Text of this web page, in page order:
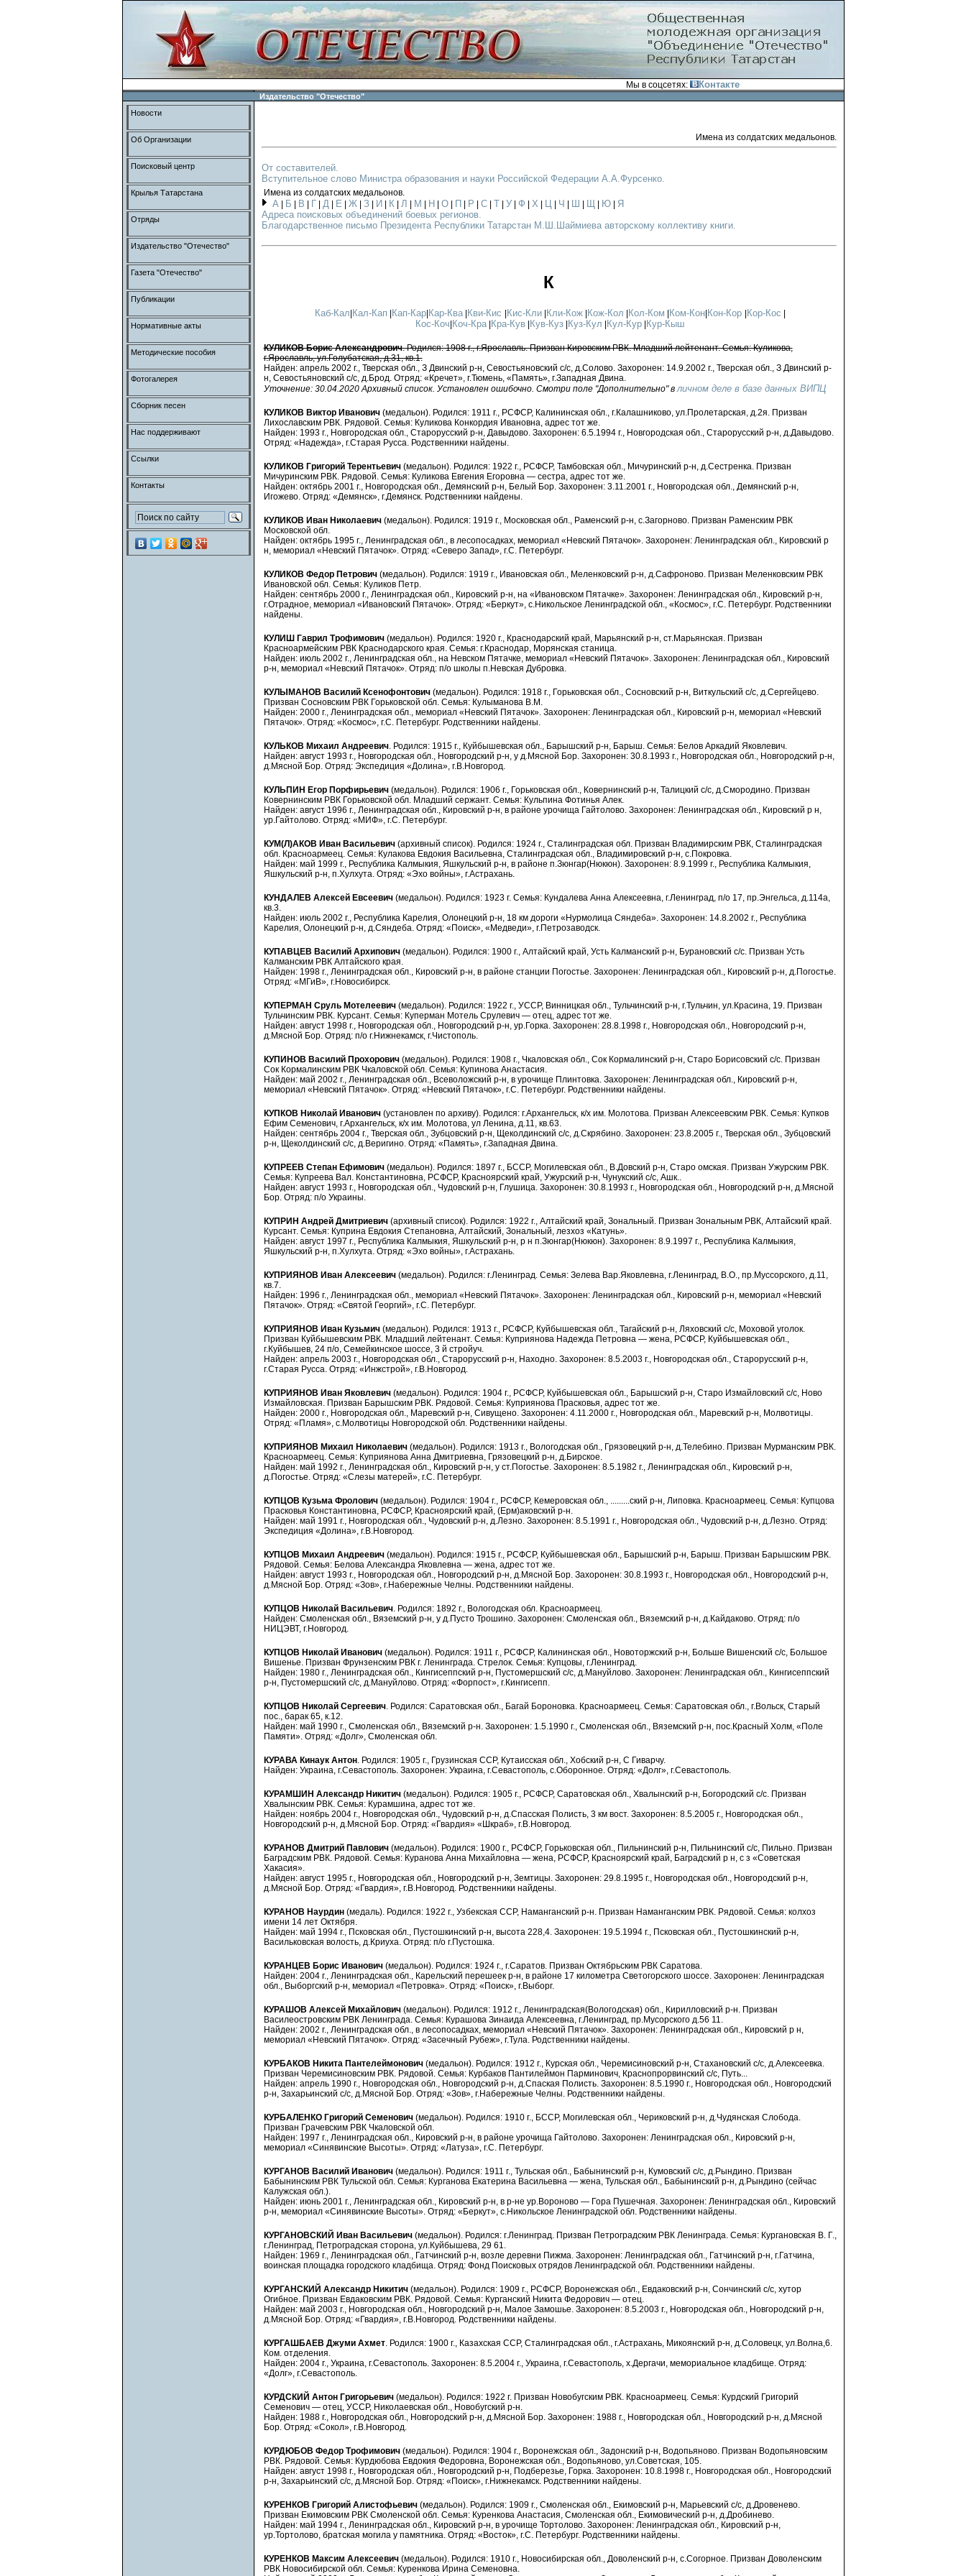
Мы в соцсетях: Контакте
Издательство "Отечество"
Имена из солдатских медальонов.
От составителей.
Вступительное слово Министра образования и науки Российской Федерации А.А.Фурсенко.
Имена из солдатских медальонов.
А| Б В Г Д| Е Ж| З И К| Л М Н О| П Р С| Т У| Ф Х Ц| Ч Ш Щ| Ю|
Я
Адреса поисковых объединений боевых регионов.
Благодарственное письмо Президента Республики Татарстан М.Ш.Шаймиева авторскому коллективу книги.
К
Каб-Кал Кал-Кап Кап-Кар| Кар-Ква| Кви-Кис Кис-Кли| Кли-Кож| Кож-Кол Кол-Ком Ком-Кон| Кон-Кор Кор-Кос
Кос-Коч Коч-Кра| Кра-Кув Кув-Куз Куз-Кул Кул-Кур Кур-Кыш
КУЛИКОВ Борис Александрович. Родился: 1908 г., г.Ярославль. Призван Кировским РВК. Младший лейтенант. Семья: Куликова,
г.Ярославль, ул.Голубатская, д.31, кв.1.
Найден: апрель 2002 г., Тверская обл., З Двинский р-н, Севостьяновский с/с, д.Солово. Захоронен: 14.9.2002 г., Тверская обл., З Двинский р-
н, Севостьяновский с/с, д.Брод. Отряд: «Кречет», г.Тюмень, «Память», г.Западная Двина.
Уточнение: 30.04.2020 Архивный список. Установлен ошибочно. Смотри поле "Дополнительно" вличном деле в базе данных ВИПЦ
КУЛИКОВ Виктор Иванович(медальон). Родился: 1911 г., РСФСР, Калининская обл., г.Калашниково, ул.Пролетарская, д.2я. Призван
Лихославским РВК. Рядовой. Семья: Куликова Конкордия Ивановна, адрес тот же.
Найден: 1993 г., Новгородская обл., Старорусский р-н, Давыдово. Захоронен: 6.5.1994 г., Новгородская обл., Старорусский р-н, д.Давыдово.
Отряд: «Надежда», г.Старая Русса. Родственники найдены.
КУЛИКОВ Григорий Терентьевич(медальон). Родился: 1922 г., РСФСР, Тамбовская обл., Мичуринский р-н, д.Сестренка. Призван
Мичуринским РВК. Рядовой. Семья: Куликова Евгения Егоровна — сестра, адрес тот же.
Найден: октябрь 2001 г., Новгородская обл., Демянский р-н, Белый Бор. Захоронен: 3.11.2001 г., Новгородская обл., Демянский р-н,
Игожево. Отряд: «Демянск», г.Демянск. Родственники найдены.
КУЛИКОВ Иван Николаевич (медальон). Родился: 1919 г., Московская обл., Раменский р-н, с.Загорново. Призван Раменским РВК
Московской обл.
Найден: октябрь 1995 г., Ленинградская обл., в лесопосадках, мемориал «Невский Пятачок». Захоронен: Ленинградская обл., Кировский р
н, мемориал «Невский Пятачок». Отряд: «Северо Запад», г.С. Петербург.
КУЛИКОВ Федор Петрович(медальон). Родился: 1919 г., Ивановская обл., Меленковский р-н, д.Сафроново. Призван Меленковским РВК
Ивановской обл. Семья: Куликов Петр.
Найден: сентябрь 2000 г., Ленинградская обл., Кировский р-н, на «Ивановском Пятачке». Захоронен: Ленинградская обл., Кировский р-н,
г.Отрадное, мемориал «Ивановский Пятачок». Отряд: «Беркут», с.Никольское Ленинградской обл., «Космос», г.С. Петербург. Родственники
найдены.
КУЛИШ Гаврил Трофимович(медальон). Родился: 1920 г., Краснодарский край, Марьянский р-н, ст.Марьянская. Призван
Красноармейским РВК Краснодарского края. Семья: г.Краснодар, Морянская станица.
Найден: июль 2002 г., Ленинградская обл., на Невском Пятачке, мемориал «Невский Пятачок». Захоронен: Ленинградская обл., Кировский
р-н, мемориал «Невский Пятачок». Отряд: п/о школы п.Невская Дубровка.
КУЛЫМАНОВ Василий Ксенофонтович(медальон). Родился: 1918 г., Горьковская обл., Сосновский р-н, Виткульский с/с, д.Сергейцево.
Призван Сосновским РВК Горьковской обл. Семья: Кулыманова В.М.
Найден: 2000 г., Ленинградская обл., мемориал «Невский Пятачок». Захоронен: Ленинградская обл., Кировский р-н, мемориал «Невский
Пятачок». Отряд: «Космос», г.С. Петербург. Родственники найдены.
КУЛЬКОВ Михаил Андреевич. Родился: 1915 г., Куйбышевская обл., Барышский р-н, Барыш. Семья: Белов Аркадий Яковлевич.
Найден: август 1993 г., Новгородская обл., Новгородский р-н, у д.Мясной Бор. Захоронен: 30.8.1993 г., Новгородская обл., Новгородский р-н,
д.Мясной Бор. Отряд: Экспедиция «Долина», г.В.Новгород.
КУЛЬПИН Егор Порфирьевич(медальон). Родился: 1906 г., Горьковская обл., Ковернинский р-н, Талицкий с/с, д.Смородино. Призван
Ковернинским РВК Горьковской обл. Младший сержант. Семья: Кульпина Фотинья Алек.
Найден: август 1996 г., Ленинградская обл., Кировский р-н, в районе урочища Гайтолово. Захоронен: Ленинградская обл., Кировский р н,
ур.Гайтолово. Отряд: «МИФ», г.С. Петербург.
КУМ(Л)АКОВ Иван Васильевич(архивный список). Родился: 1924 г., Сталинградская обл. Призван Владимирским РВК, Сталинградская
обл. Красноармеец. Семья: Кулакова Евдокия Васильевна, Сталинградская обл., Владимировский р-н, с.Покровка.
Найден: май 1999 г., Республика Калмыкия, Яшкульский р-н, в районе п.Зюнгар(Нюкюн). Захоронен: 8.9.1999 г., Республика Калмыкия,
Яшкульский р-н, п.Хулхута. Отряд: «Эхо войны», г.Астрахань.
КУНДАЛЕВ Алексей Евсеевич(медальон). Родился: 1923 г. Семья: Кундалева Анна Алексеевна, г.Ленинград, п/о 17, пр.Энгельса, д.114а,
кв.3.
Найден: июль 2002 г., Республика Карелия, Олонецкий р-н, 18 км дороги «Нурмолица Сяндеба». Захоронен: 14.8.2002 г., Республика
Карелия, Олонецкий р-н, д.Сяндеба. Отряд: «Поиск», «Медведи», г.Петрозаводск.
КУПАВЦЕВ Василий Архипович(медальон). Родился: 1900 г., Алтайский край, Усть Калманский р-н, Бурановский с/с. Призван Усть
Калманским РВК Алтайского края.
Найден: 1998 г., Ленинградская обл., Кировский р-н, в районе станции Погостье. Захоронен: Ленинградская обл., Кировский р-н, д.Погостье.
Отряд: «МГиВ», г.Новосибирск.
КУПЕРМАН Сруль Мотелеевич(медальон). Родился: 1922 г., УССР, Винницкая обл., Тульчинский р-н, г.Тульчин, ул.Красина, 19. Призван
Тульчинским РВК. Курсант. Семья: Куперман Мотель Срулевич — отец, адрес тот же.
Найден: август 1998 г., Новгородская обл., Новгородский р-н, ур.Горка. Захоронен: 28.8.1998 г., Новгородская обл., Новгородский р-н,
д.Мясной Бор. Отряд: п/о г.Нижнекамск, г.Чистополь.
КУПИНОВ Василий Прохорович(медальон). Родился: 1908 г., Чкаловская обл., Сок Кормалинский р-н, Старо Борисовский с/с. Призван
Сок Кормалинским РВК Чкаловской обл. Семья: Купинова Анастасия.
Найден: май 2002 г., Ленинградская обл., Всеволожский р-н, в урочище Плинтовка. Захоронен: Ленинградская обл., Кировский р-н,
мемориал «Невский Пятачок». Отряд: «Невский Пятачок», г.С. Петербург. Родственники найдены.
КУПКОВ Николай Иванович(установлен по архиву). Родился: г.Архангельск, к/х им. Молотова. Призван Алексеевским РВК. Семья: Купков
Ефим Семенович, г.Архангельск, к/х им. Молотова, ул Ленина, д.11, кв.63.
Найден: сентябрь 2004 г., Тверская обл., Зубцовский р-н, Щеколдинский с/с, д.Скрябино. Захоронен: 23.8.2005 г., Тверская обл., Зубцовский
р-н, Щеколдинский с/с, д.Веригино. Отряд: «Память», г.Западная Двина.
КУПРЕЕВ Степан Ефимович(медальон). Родился: 1897 г., БССР, Могилевская обл., В.Довский р-н, Старо омская. Призван Ужурским РВК.
Семья: Купреева Вал. Константиновна, РСФСР, Красноярский край, Ужурский р-н, Чунукский с/с, Ашк..
Найден: август 1993 г., Новгородская обл., Чудовский р-н, Глушица. Захоронен: 30.8.1993 г., Новгородская обл., Новгородский р-н, д.Мясной
Бор. Отряд: п/о Украины.
КУПРИН Андрей Дмитриевич(архивный список). Родился: 1922 г., Алтайский край, Зональный. Призван Зональным РВК, Алтайский край.
Курсант. Семья: Куприна Евдокия Степановна, Алтайский, Зональный, лезхоз «Катунь».
Найден: август 1997 г., Республика Калмыкия, Яшкульский р-н, р н п.Зюнгар(Нюкюн). Захоронен: 8.9.1997 г., Республика Калмыкия,
Яшкульский р-н, п.Хулхута. Отряд: «Эхо войны», г.Астрахань.
КУПРИЯНОВ Иван Алексеевич(медальон). Родился: г.Ленинград. Семья: Зелева Вар.Яковлевна, г.Ленинград, В.О., пр.Муссорского, д.11,
кв.7.
Найден: 1996 г., Ленинградская обл., мемориал «Невский Пятачок». Захоронен: Ленинградская обл., Кировский р-н, мемориал «Невский
Пятачок». Отряд: «Святой Георгий», г.С. Петербург.
КУПРИЯНОВ Иван Кузьмич(медальон). Родился: 1913 г., РСФСР, Куйбышевская обл., Тагайский р-н, Ляховский с/с, Моховой уголок.
Призван Куйбышевским РВК. Младший лейтенант. Семья: Куприянова Надежда Петровна — жена, РСФСР, Куйбышевская обл.,
г.Куйбышев, 24 п/о, Семейкинское шоссе, 3 й стройуч.
Найден: апрель 2003 г., Новгородская обл., Старорусский р-н, Находно. Захоронен: 8.5.2003 г., Новгородская обл., Старорусский р-н,
г.Старая Русса. Отряд: «Инжстрой», г.В.Новгород.
КУПРИЯНОВ Иван Яковлевич(медальон). Родился: 1904 г., РСФСР, Куйбышевская обл., Барышский р-н, Старо Измайловский с/с, Ново
Измайловская. Призван Барышским РВК. Рядовой. Семья: Куприянова Прасковья, адрес тот же.
Найден: 2000 г., Новгородская обл., Маревский р-н, Сивущено. Захоронен: 4.11.2000 г., Новгородская обл., Маревский р-н, Молвотицы.
Отряд: «Пламя», с.Молвотицы Новгородской обл. Родственники найдены.
КУПРИЯНОВ Михаил Николаевич(медальон). Родился: 1913 г., Вологодская обл., Грязовецкий р-н, д.Телебино. Призван Мурманским РВК.
Красноармеец. Семья: Куприянова Анна Дмитриевна, Грязовецкий р-н, д.Бирское.
Найден: май 1992 г., Ленинградская обл., Кировский р-н, у ст.Погостье. Захоронен: 8.5.1982 г., Ленинградская обл., Кировский р-н,
д.Погостье. Отряд: «Слезы матерей», г.С. Петербург.
КУПЦОВ Кузьма Фролович(медальон). Родился: 1904 г., РСФСР, Кемеровская обл., .........ский р-н, Липовка. Красноармеец. Семья: Купцова
Прасковья Константиновна, РСФСР, Красноярский край, (Ерм)аковский р-н.
Найден: май 1991 г., Новгородская обл., Чудовский р-н, д.Лезно. Захоронен: 8.5.1991 г., Новгородская обл., Чудовский р-н, д.Лезно. Отряд:
Экспедиция «Долина», г.В.Новгород.
КУПЦОВ Михаил Андреевич(медальон). Родился: 1915 г., РСФСР, Куйбышевская обл., Барышский р-н, Барыш. Призван Барышским РВК.
Рядовой. Семья: Белова Александра Яковлевна — жена, адрес тот же.
Найден: август 1993 г., Новгородская обл., Новгородский р-н, д.Мясной Бор. Захоронен: 30.8.1993 г., Новгородская обл., Новгородский р-н,
д.Мясной Бор. Отряд: «Зов», г.Набережные Челны. Родственники найдены.
КУПЦОВ Николай Васильевич. Родился: 1892 г., Вологодская обл. Красноармеец.
Найден: Смоленская обл., Вяземский р-н, у д.Пусто Трошино. Захоронен: Смоленская обл., Вяземский р-н, д.Кайдаково. Отряд: п/о
НИЦЭВТ, г.Новгород.
КУПЦОВ Николай Иванович(медальон). Родился: 1911 г., РСФСР, Калининская обл., Новоторжский р-н, Больше Вишенский с/с, Большое
Вишенье. Призван Фрунзенским РВК г. Ленинграда. Стрелок. Семья: Купцовы, г.Ленинград.
Найден: 1980 г., Ленинградская обл., Кингисеппский р-н, Пустомершский с/с, д.Мануйлово. Захоронен: Ленинградская обл., Кингисеппский
р-н, Пустомершский с/с, д.Мануйлово. Отряд: «Форпост», г.Кингисепп.
КУПЦОВ Николай Сергеевич. Родился: Саратовская обл., Багай Бороновка. Красноармеец. Семья: Саратовская обл., г.Вольск, Старый
пос., барак 65, к.12.
Найден: май 1990 г., Смоленская обл., Вяземский р-н. Захоронен: 1.5.1990 г., Смоленская обл., Вяземский р-н, пос.Красный Холм, «Поле
Памяти». Отряд: «Долг», Смоленская обл.
КУРАВА Кинаук Антон. Родился: 1905 г., Грузинская ССР, Кутаисская обл., Хобский р-н, С Гиварчу.
Найден: Украина, г.Севастополь. Захоронен: Украина, г.Севастополь, с.Оборонное. Отряд: «Долг», г.Севастополь.
КУРАМШИН Александр Никитич(медальон). Родился: 1905 г., РСФСР, Саратовская обл., Хвалынский р-н, Богородский с/с. Призван
Хвалынским РВК. Семья: Курамшина, адрес тот же.
Найден: ноябрь 2004 г., Новгородская обл., Чудовский р-н, д.Спасская Полисть, 3 км вост. Захоронен: 8.5.2005 г., Новгородская обл.,
Новгородский р-н, д.Мясной Бор. Отряд: «Гвардия» «Шкраб», г.В.Новгород.
КУРАНОВ Дмитрий Павлович(медальон). Родился: 1900 г., РСФСР, Горьковская обл., Пильнинский р-н, Пильнинский с/с, Пильно. Призван
Баградским РВК. Рядовой. Семья: Куранова Анна Михайловна — жена, РСФСР, Красноярский край, Баградский р н, с з «Советская
Хакасия».
Найден: август 1995 г., Новгородская обл., Новгородский р-н, Земтицы. Захоронен: 29.8.1995 г., Новгородская обл., Новгородский р-н,
д.Мясной Бор. Отряд: «Гвардия», г.В.Новгород. Родственники найдены.
КУРАНОВ Наурдин(медаль). Родился: 1922 г., Узбекская ССР, Наманганский р-н. Призван Наманганским РВК. Рядовой. Семья: колхоз
имени 14 лет Октября.
Найден: май 1994 г., Псковская обл., Пустошкинский р-н, высота 228,4. Захоронен: 19.5.1994 г., Псковская обл., Пустошкинский р-н,
Васильковская волость, д.Криуха. Отряд: п/о г.Пустошка.
КУРАНЦЕВ Борис Иванович (медальон). Родился: 1924 г., г.Саратов. Призван Октябрьским РВК Саратова.
Найден: 2004 г., Ленинградская обл., Карельский перешеек р-н, в районе 17 километра Светогорского шоссе. Захоронен: Ленинградская
обл., Выборгский р-н, мемориал «Петровка». Отряд: «Поиск», г.Выборг.
КУРАШОВ Алексей Михайлович(медальон). Родился: 1912 г., Ленинградская(Вологодская) обл., Кирилловский р-н. Призван
Василеостровским РВК Ленинграда. Семья: Курашова Зинаида Алексеевна, г.Ленинград, пр.Мусорского д.56 11.
Найден: 2002 г., Ленинградская обл., в лесопосадках, мемориал «Невский Пятачок». Захоронен: Ленинградская обл., Кировский р н,
мемориал «Невский Пятачок». Отряд: «Засечный Рубеж», г.Тула. Родственники найдены.
КУРБАКОВ Никита Пантелеймонович(медальон). Родился: 1912 г., Курская обл., Черемисиновский р-н, Стахановский с/с, д.Алексеевка.
Призван Черемисиновским РВК. Рядовой. Семья: Курбаков Пантилеймон Парминович, Краснопрорвинский с/с, Путь...
Найден: апрель 1990 г., Новгородская обл., Новгородский р-н, д.Спаская Полисть. Захоронен: 8.5.1990 г., Новгородская обл., Новгородский
р-н, Захарьинский с/с, д.Мясной Бор. Отряд: «Зов», г.Набережные Челны. Родственники найдены.
КУРБАЛЕНКО Григорий Семенович (медальон). Родился: 1910 г., БССР, Могилевская обл., Чериковский р-н, д.Чудянская Слобода.
Призван Грачевским РВК Чкаловской обл.
Найден: 1997 г., Ленинградская обл., Кировский р-н, в районе урочища Гайтолово. Захоронен: Ленинградская обл., Кировский р-н,
мемориал «Синявинские Высоты». Отряд: «Латуза», г.С. Петербург.
КУРГАНОВ Василий Иванович (медальон). Родился: 1911 г., Тульская обл., Бабынинский р-н, Кумовский с/с, д.Рындино. Призван
Бабынинским РВК Тульской обл. Семья: Курганова Екатерина Васильевна — жена, Тульская обл., Бабынинский р-н, д.Рындино (сейчас
Калужская обл.).
Найден: июнь 2001 г., Ленинградская обл., Кировский р-н, в р-не ур.Вороново — Гора Пушечная. Захоронен: Ленинградская обл., Кировский
р-н, мемориал «Синявинские Высоты». Отряд: «Беркут», с.Никольское Ленинградской обл. Родственники найдены.
КУРГАНОВСКИЙ Иван Васильевич(медальон). Родился: г.Ленинград. Призван Петроградским РВК Ленинграда. Семья: Кургановская В. Г.,
г.Ленинград, Петроградская сторона, ул.Куйбышева, 29 61.
Найден: 1969 г., Ленинградская обл., Гатчинский р-н, возле деревни Пижма. Захоронен: Ленинградская обл., Гатчинский р-н, г.Гатчина,
воинская площадка городского кладбища. Отряд: Фонд Поисковых отрядов Ленинградской обл. Родственники найдены.
КУРГАНСКИЙ Александр Никитич (медальон). Родился: 1909 г., РСФСР, Воронежская обл., Евдаковский р-н, Сончинский с/с, хутор
Огибное. Призван Евдаковским РВК. Рядовой. Семья: Курганский Никита Федорович — отец.
Найден: май 2003 г., Новгородская обл., Новгородский р-н, Малое Замошье. Захоронен: 8.5.2003 г., Новгородская обл., Новгородский р-н,
д.Мясной Бор. Отряд: «Гвардия», г.В.Новгород. Родственники найдены.
КУРГАШБАЕВ Джуми Ахмет. Родился: 1900 г., Казахская ССР, Сталинградская обл., г.Астрахань, Микоянский р-н, д.Соловецк, ул.Волна,6.
Ком. отделения.
Найден: 2004 г., Украина, г.Севастополь. Захоронен: 8.5.2004 г., Украина, г.Севастополь, х.Дергачи, мемориальное кладбище. Отряд:
«Долг», г.Севастополь.
КУРДСКИЙ Антон Григорьевич(медальон). Родился: 1922 г. Призван Новобугским РВК. Красноармеец. Семья: Курдский Григорий
Семенович — отец, УССР, Николаевская обл., Новобугский р-н.
Найден: 1988 г., Новгородская обл., Новгородский р-н, д.Мясной Бор. Захоронен: 1988 г., Новгородская обл., Новгородский р-н, д.Мясной
Бор. Отряд: «Сокол», г.В.Новгород.
КУРДЮБОВ Федор Трофимович(медальон). Родился: 1904 г., Воронежская обл., Задонский р-н, Водопьяново. Призван Водопьяновским
РВК. Рядовой. Семья: Курдюбова Евдокия Федоровна, Воронежская обл., Водопьяново, ул.Советская, 105.
Найден: август 1998 г., Новгородская обл., Новгородский р-н, Подберезье, Горка. Захоронен: 10.8.1998 г., Новгородская обл., Новгородский
р-н, Захарьинский с/с, д.Мясной Бор. Отряд: «Поиск», г.Нижнекамск. Родственники найдены.
КУРЕНКОВ Григорий Алистофьевич(медальон). Родился: 1909 г., Смоленская обл., Екимовский р-н, Марьевский с/с, д.Дровенево.
Призван Екимовским РВК Смоленской обл. Семья: Куренкова Анастасия, Смоленская обл., Екимовический р-н, д.Дробинево.
Найден: май 1994 г., Ленинградская обл., Кировский р-н, в урочище Тортолово. Захоронен: Ленинградская обл., Кировский р-н,
ур.Тортолово, братская могила у памятника. Отряд: «Восток», г.С. Петербург. Родственники найдены.
КУРЕНКОВ Максим Алексеевич(медальон). Родился: 1910 г., Новосибирская обл., Доволенский р-н, с.Согорное. Призван Доволенским
РВК Новосибирской обл. Семья: Куренкова Ирина Семеновна.
Новости
Об Организации
Поисковый центр
Крылья Татарстана
Отряды
Издательство "Отечество"
Газета "Отечество"
Публикации
Нормативные акты
Методические пособия
Фотогалерея
Сборник песен
Нас поддерживают
Ссылки
Контакты